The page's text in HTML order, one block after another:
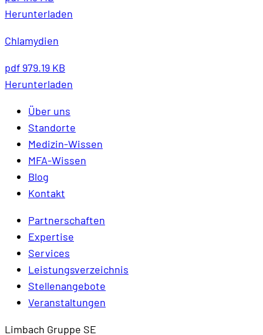
Herunterladen
Chlamydien
pdf 979.19 KB
Herunterladen
Über uns
Standorte
Medizin-Wissen
MFA-Wissen
Blog
Kontakt
Partnerschaften
Expertise
Services
Leistungsverzeichnis
Stellenangebote
Veranstaltungen
Limbach Gruppe SE